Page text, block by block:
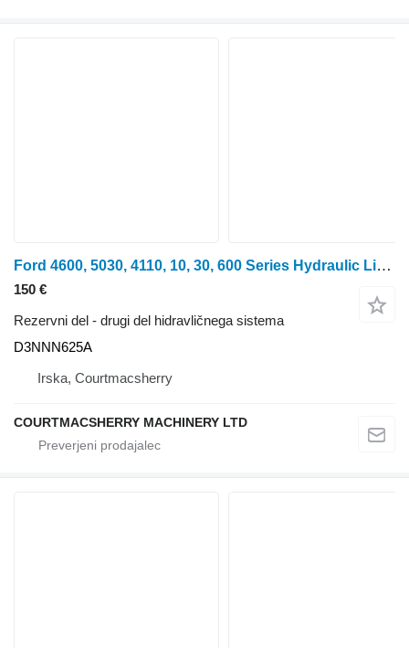
Ford 4600, 5030, 4110, 10, 30, 600 Series Hydraulic Lift Quadrant Ass D3NNN625A za traktor na kolesih Ford 4600
150 €
Rezervni del - drugi del hidravličnega sistema
D3NNN625A
Irska, Courtmacsherry
COURTMACSHERRY MACHINERY LTD